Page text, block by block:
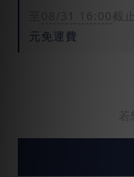
08/31 16:00 截止
元免運費